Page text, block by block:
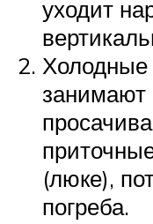
уходит
занимают
(люке),
погреба.